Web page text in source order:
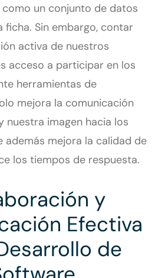
como un conjunto de datos
ficha. Sin embargo, contar
activa de nuestros
acceso a participar en los
herramientas de
mejora la comunicación
nuestra imagen hacia los
además mejora la calidad de
los tiempos de respuesta.
y
Efectiva
de